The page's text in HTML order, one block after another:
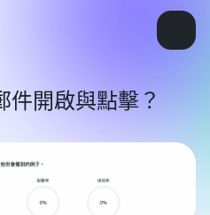
件開啟與點擊？